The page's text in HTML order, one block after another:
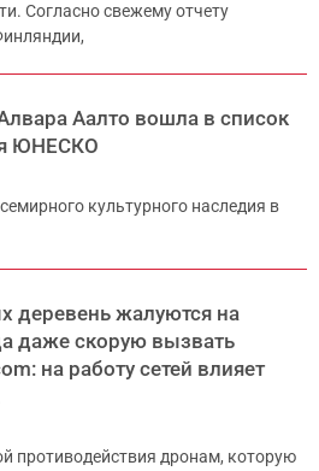
Согласно свежему отчету
Аалто вошла в список
ЮНЕСКО
культурного наследия в
деревень жалуются на
даже скорую вызвать
на работу сетей влияет
противодействия дронам, которую